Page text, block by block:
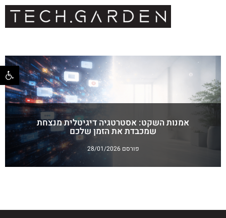
פתח
אמנות השקט: אסטרטגיה דיגיטלית מנצחת
שמכבדת את הזמן שלכם
פורסם 28/01/2026